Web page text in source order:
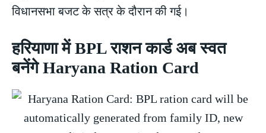
विधानसभा बजट के सत्र के दौरान की गई।
हरियाणा में BPL राशन कार्ड अब स्वत
बनेंगे Haryana Ration Card